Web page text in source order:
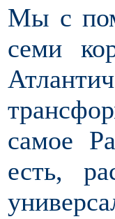
Мы с
семи
самое
есть,